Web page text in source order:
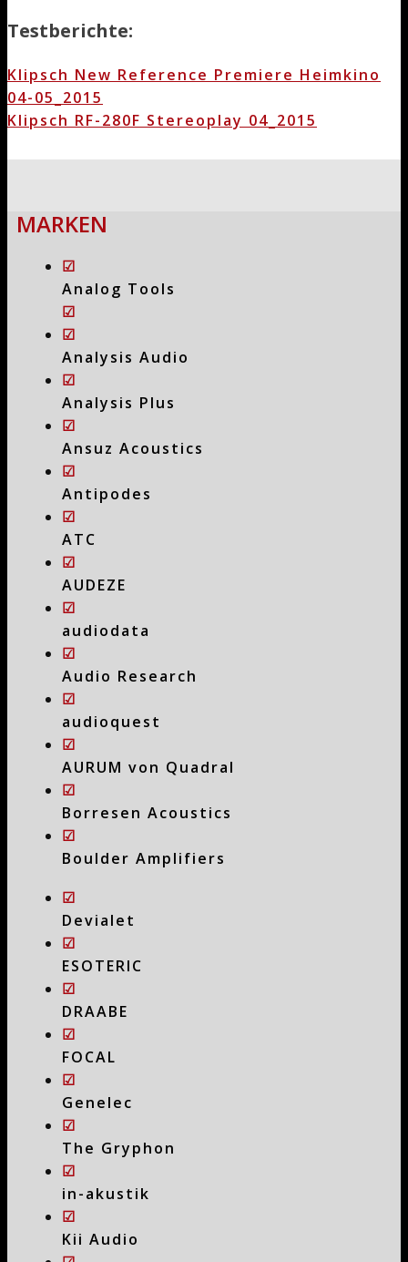
Testberichte:
Klipsch New Reference Premiere Heimkino
04-05_2015
Klipsch RF-280F Stereoplay 04_2015
MARKEN
☑
Analog Tools
☑
☑
Analysis Audio
☑
Analysis Plus
☑
Ansuz Acoustics
☑
Antipodes
☑
ATC
☑
AUDEZE
☑
audiodata
☑
Audio Research
☑
audioquest
☑
AURUM von Quadral
☑
Borresen Acoustics
☑
Boulder Amplifiers
☑
Devialet
☑
ESOTERIC
☑
DRAABE
☑
FOCAL
☑
Genelec
☑
The Gryphon
☑
in-akustik
☑
Kii Audio